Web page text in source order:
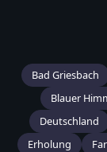
Bad Griesbach
Blauer
Deutschland
Erholung